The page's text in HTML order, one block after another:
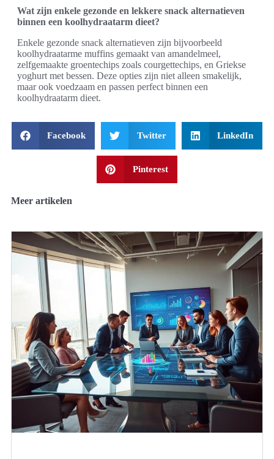
Wat zijn enkele gezonde en lekkere snack alternatieven
binnen een koolhydraatarm dieet?
Enkele gezonde snack alternatieven zijn bijvoorbeeld
koolhydraatarme muffins gemaakt van amandelmeel,
zelfgemaakte groentechips zoals courgettechips, en Griekse
yoghurt met bessen. Deze opties zijn niet alleen smakelijk,
maar ook voedzaam en passen perfect binnen een
koolhydraatarm dieet.
Facebook Twitter LinkedIn
Pinterest
Meer artikelen